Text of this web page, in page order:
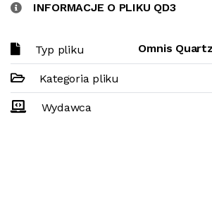
INFORMACJE O PLIKU QD3
Typ pliku Omnis
Kategoria pliku
Wydawca